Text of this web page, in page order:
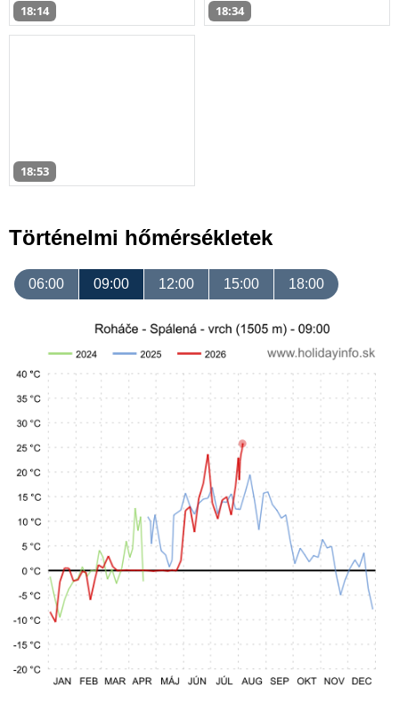
18:14 18:34
18:53
Történelmi hőmérsékletek
06:00 09:00 12:00 15:00 18:00